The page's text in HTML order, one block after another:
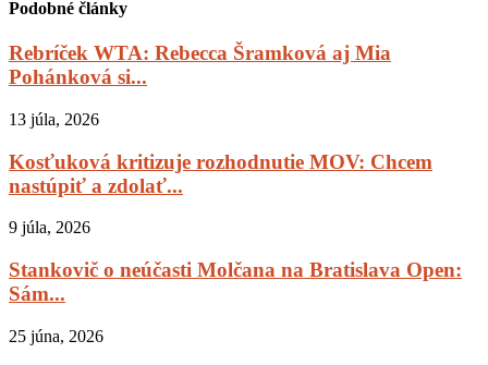
Podobné články
Rebríček WTA: Rebecca Šramková aj Mia
Pohánková si...
13 júla, 2026
Kosťuková kritizuje rozhodnutie MOV: Chcem
nastúpiť a zdolať...
9 júla, 2026
Stankovič o neúčasti Molčana na Bratislava Open:
Sám...
25 júna, 2026